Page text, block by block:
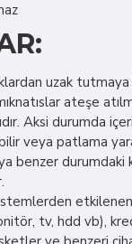
uzak
ateşe
Aksi durumda
veya patlama
benzer durumdaki
tv, hdd vb),